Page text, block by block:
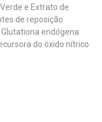
e Extrato de
de reposição
endógena
do óxido nítrico